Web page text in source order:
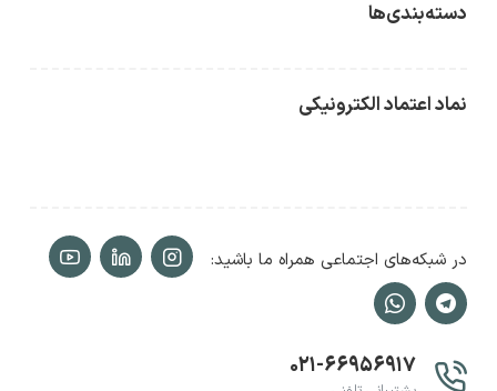
دسته‌بندی‌ها
نماد اعتماد الکترونیکی
در شبکه‌های اجتماعی همراه ما باشید:
۰۲۱-۶۶۹۵۶۹۱۷